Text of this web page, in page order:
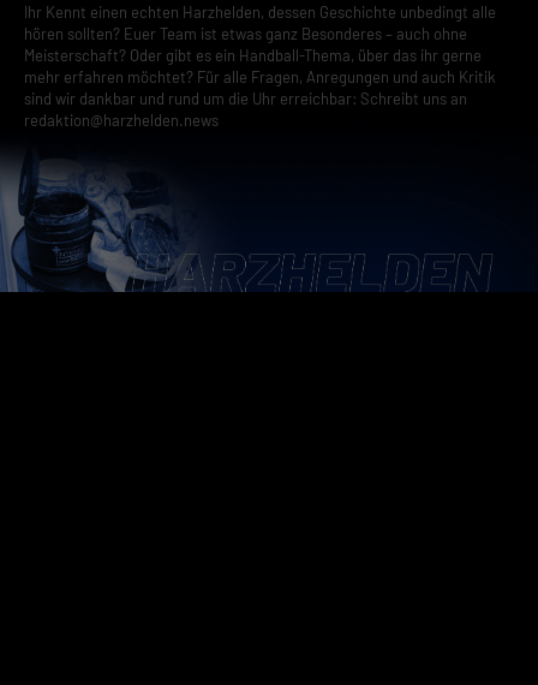
Ihr Kennt einen echten Harzhelden, dessen Geschichte unbedingt alle
hören sollten? Euer Team ist etwas ganz Besonderes – auch ohne
Meisterschaft? Oder gibt es ein Handball-Thema, über das ihr gerne
mehr erfahren möchtet? Für alle Fragen, Anregungen und auch Kritik
sind wir dankbar und rund um die Uhr erreichbar: Schreibt uns an
redaktion@harzhelden.news